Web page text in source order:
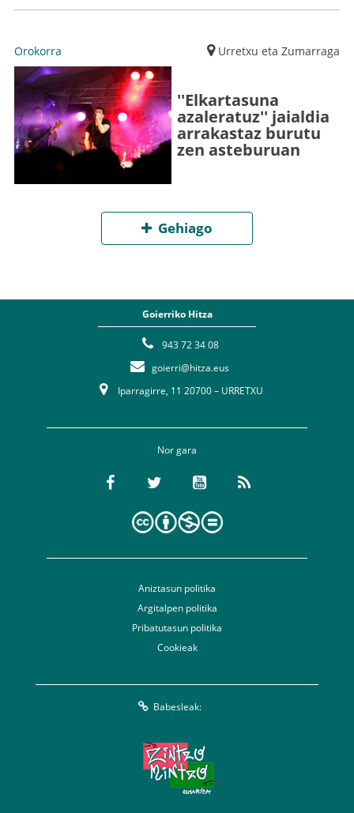
Orokorra Urretxu eta Zumarraga
''Elkartasuna
azaleratuz'' jaialdia
arrakastaz burutu
zen asteburuan
Gehiago
Goierriko Hitza
943 72 34 08
goierri@hitza.eus
Iparragirre, 11 20700 – URRETXU
Nor gara
Aniztasun politika
Argitalpen politika
Pribatutasun politika
Cookieak
Babesleak: